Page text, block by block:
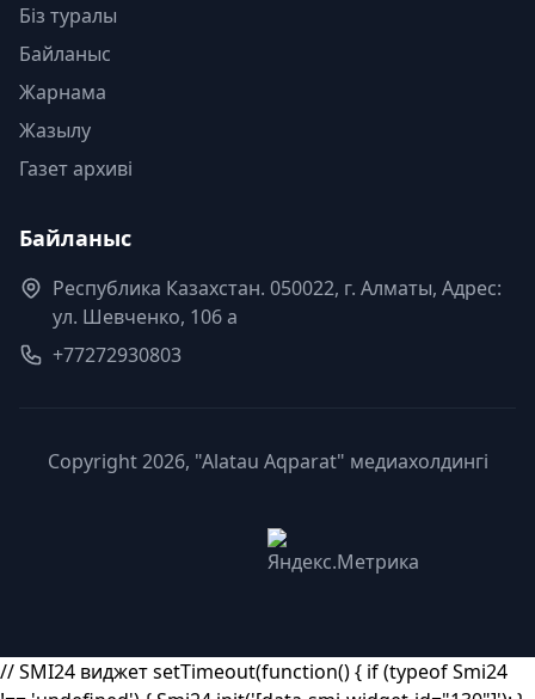
Біз туралы
Байланыс
Жарнама
Жазылу
Газет архиві
Байланыс
Республика Казахстан. 050022, г. Алматы, Адрес:
ул. Шевченко, 106 а
+77272930803
Copyright 2026, "Alatau Aqparat" медиахолдингі
// SMI24 виджет setTimeout(function() { if (typeof Smi24